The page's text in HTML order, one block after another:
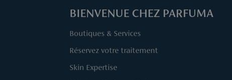
BIENVENUE CHEZ PARFUMA
Boutiques & Services
Réservez votre traitement
Skin Expertise